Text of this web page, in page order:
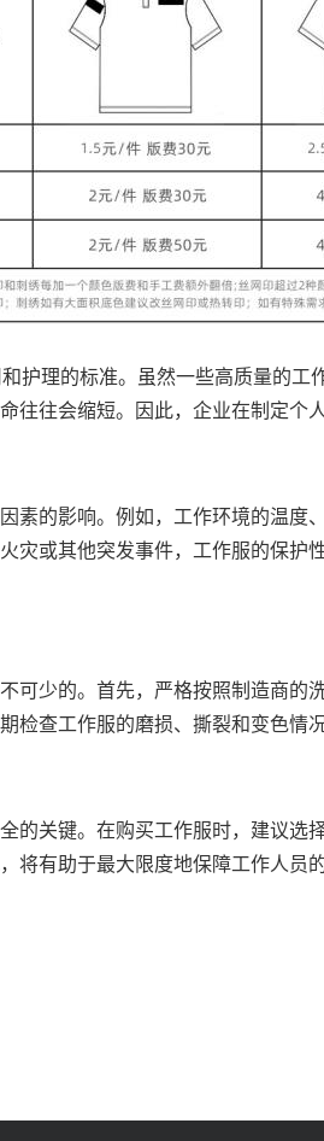
护理的标准。虽然一些高质量的
往会缩短。因此，企业在制定个
的影响。例如，工作环境的温度
或其他突发事件，工作服的保
少的。首先，严格按照制造商
查工作服的磨损、撕裂和变色情
的关键。在购买工作服时，建议
将有助于最大限度地保障工作人